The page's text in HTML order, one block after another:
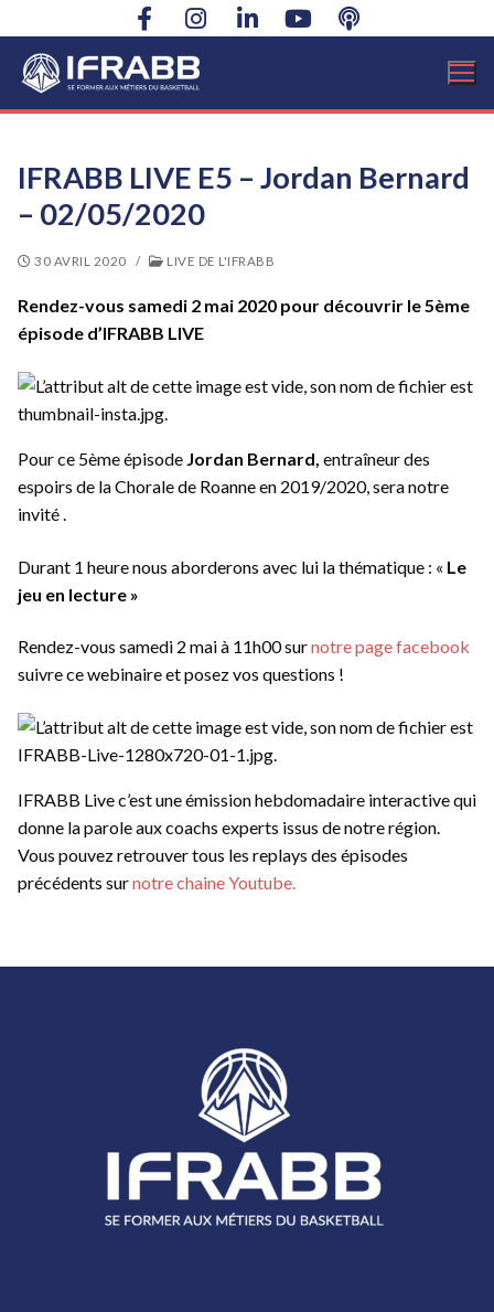
au
contenu
IFRABB LIVE E5 – Jordan Bernard
– 02/05/2020
30 AVRIL 2020 / LIVE DE L'IFRABB
Rendez-vous samedi 2 mai 2020 pour découvrir le 5ème
épisode d’IFRABB LIVE
Pour ce 5ème épisode Jordan Bernard, entraîneur des
espoirs de la Chorale de Roanne en 2019/2020, sera notre
invité .
Durant 1 heure nous aborderons avec lui la thématique : « Le
jeu en lecture »
Rendez-vous samedi 2 mai à 11h00 surnotre page facebook
suivre ce webinaire et posez vos questions !
IFRABB Live c’est une émission hebdomadaire interactive qui
donne la parole aux coachs experts issus de notre région.
Vous pouvez retrouver tous les replays des épisodes
précédents surnotre chaine Youtube.